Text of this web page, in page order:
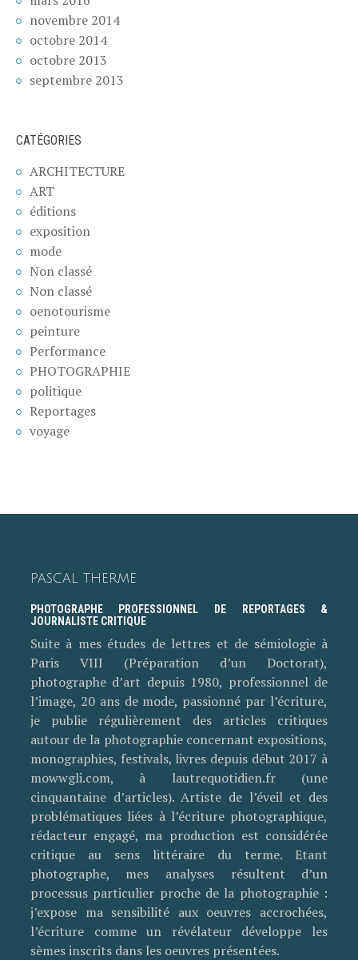
novembre 2014
octobre 2014
octobre 2013
septembre 2013
CATÉGORIES
ARCHITECTURE
ART
éditions
exposition
mode
Non classé
Non classé
oenotourisme
peinture
Performance
PHOTOGRAPHIE
politique
Reportages
voyage
PASCAL THERME
PHOTOGRAPHE PROFESSIONNEL DE REPORTAGES &
JOURNALISTE CRITIQUE
Suite à mes études de lettres et de sémiologie à
Paris VIII (Préparation d’un Doctorat),
photographe d’art depuis 1980, professionnel de
l’image, 20 ans de mode, passionné par l’écriture,
je publie régulièrement des articles critiques
autour de la photographie concernant expositions,
monographies, festivals, livres depuis début 2017 à
mowwgli.com, à lautrequotidien.fr (une
cinquantaine d’articles). Artiste de l’éveil et des
problématiques liées à l’écriture photographique,
rédacteur engagé, ma production est considérée
critique au sens littéraire du terme. Etant
photographe, mes analyses résultent d’un
processus particulier proche de la photographie :
j’expose ma sensibilité aux oeuvres accrochées,
l’écriture comme un révélateur développe les
sèmes inscrits dans les oeuvres présentées.